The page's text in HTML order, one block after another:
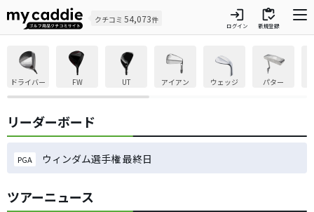
クチコミ 54,073件 login
ログイン
inventory
新規登録
ドライバー FW UT アイアン ウェッジ パター
リーダーボード
PGA ウィンダム選手権 最終日
ツアーニュース